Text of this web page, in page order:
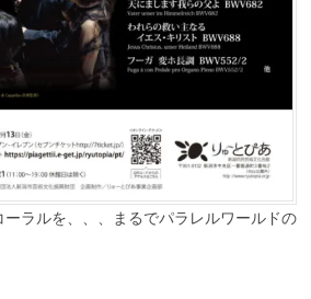
ラルを、、、まるでパラレルワールドの